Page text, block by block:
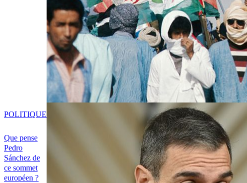
Que pense
Pedro
Sánchez de
ce sommet
européen ?
POLITIQUE